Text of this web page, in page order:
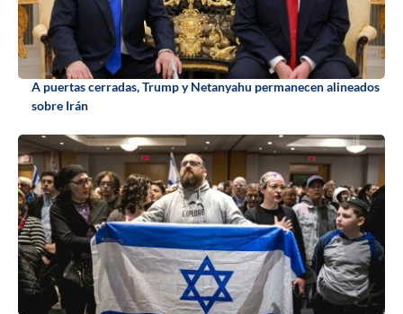
A puertas cerradas, Trump y Netanyahu permanecen alineados
sobre Irán